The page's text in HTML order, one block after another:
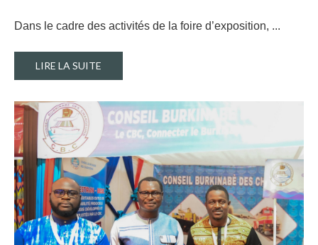
Dans le cadre des activités de la foire d’exposition, ...
LIRE LA SUITE